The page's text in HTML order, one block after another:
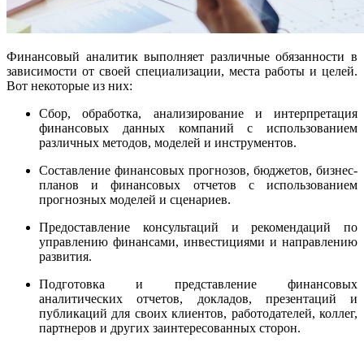
Финансовый аналитик выполняет различные обязанности в
зависимости от своей специализации, места работы и целей.
Вот некоторые из них:
Сбор, обработка, анализирование и интерпретация
финансовых данных компаний с использованием
различных методов, моделей и инструментов.
Составление финансовых прогнозов, бюджетов, бизнес-
планов и финансовых отчетов с использованием
прогнозных моделей и сценариев.
Предоставление консультаций и рекомендаций по
управлению финансами, инвестициями и направлению
развития.
Подготовка и представление финансовых
аналитических отчетов, докладов, презентаций и
публикаций для своих клиентов, работодателей, коллег,
партнеров и других заинтересованных сторон.